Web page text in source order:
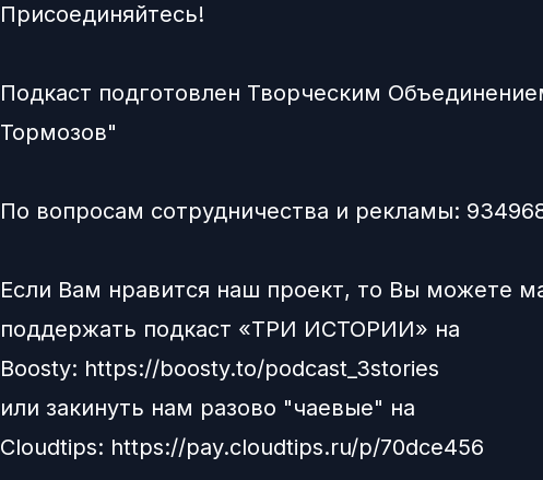
Присоединяйтесь!
Подкаст подготовлен Творческим
Тормозов"
По вопросам сотрудничества и рекламы:
Если Вам нравится наш проект, то Вы можете
поддержать подкаст «ТРИ ИСТОРИИ» на
Boosty: https://boosty.to/podcast_3stories
или закинуть нам разово "чаевые" на
Сloudtips: https://pay.cloudtips.ru/p/70dce456